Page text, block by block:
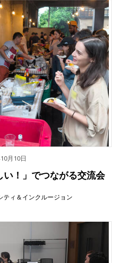
月10日
！」でつながる交流会
ティ＆インクルージョン